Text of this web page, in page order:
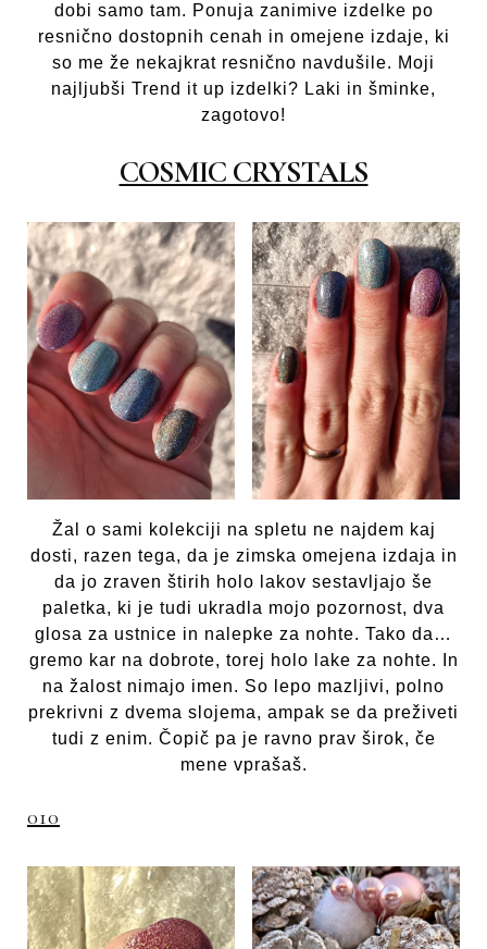
dobi samo tam. Ponuja zanimive izdelke po
resnično dostopnih cenah in omejene izdaje, ki
so me že nekajkrat resnično navdušile. Moji
najljubši Trend it up izdelki? Laki in šminke,
zagotovo!
COSMIC CRYSTALS
Žal o sami kolekciji na spletu ne najdem kaj
dosti, razen tega, da je zimska omejena izdaja in
da jo zraven štirih holo lakov sestavljajo še
paletka, ki je tudi ukradla mojo pozornost, dva
glosa za ustnice in nalepke za nohte. Tako da…
gremo kar na dobrote, torej holo lake za nohte. In
na žalost nimajo imen. So lepo mazljivi, polno
prekrivni z dvema slojema, ampak se da preživeti
tudi z enim. Čopič pa je ravno prav širok, če
mene vprašaš.
010